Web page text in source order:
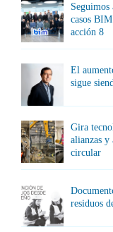
Seguimos
casos
acción 8
El
sigue
Gira
alianzas y
circular
residuos